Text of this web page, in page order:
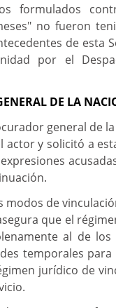
formulados
no fueron
de esta
por el
DE LA
general de
y solicitó a
modos de
que el
al de los
temporales
jurídico de